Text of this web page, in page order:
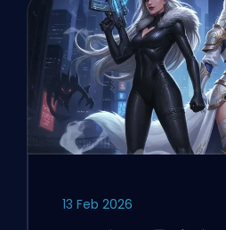
13 Feb 2026